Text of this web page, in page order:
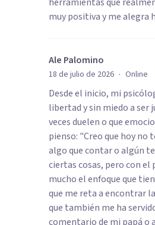
muy positiva y me alegra
Ale Palomino
18 de julio de 2026 · Online
Desde el inicio, mi
libertad y sin miedo a ser
veces duelen o que
pienso: "Creo que hoy no
algo que contar o algún
ciertas cosas, pero con el
mucho el enfoque que
que me reta a encontrar
que también me ha
comentario de mi papá o